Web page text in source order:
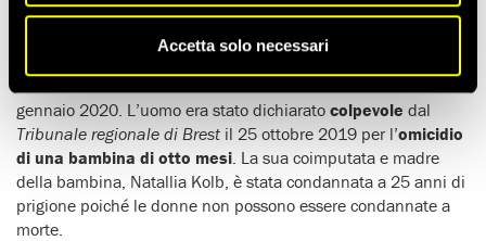
Accetta solo necessari
qui.
gennaio 2020. L’uomo era stato dichiarato colpevole dal
Tribunale regionale di Brest il 25 ottobre 2019 per l’omicidio
di una bambina di otto mesi. La sua coimputata e madre
della bambina, Natallia Kolb, è stata condannata a 25 anni di
prigione poiché le donne non possono essere condannate a
morte.